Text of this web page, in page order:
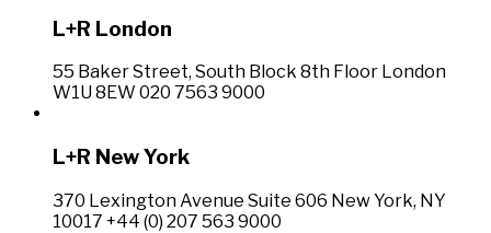
L+R London
55 Baker Street, South Block 8th Floor London
W1U 8EW 020 7563 9000
L+R New York
370 Lexington Avenue Suite 606 New York, NY
10017 +44 (0) 207 563 9000